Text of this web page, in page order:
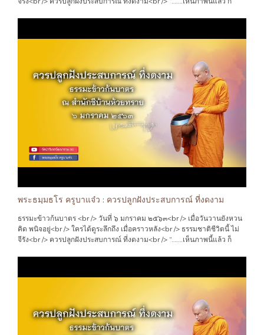
และเวลาส่วนใหญ่ ของเด็กในชนบท จึงอยู่กับ ท้องไร่ท้องนา อยู่กับกิจกรรม
ตามวิถี ของประเพณี ทางศาสนา วัดวาอาราม มากกว่า อย่างอื่น<br /> ดังนั้น
วิถีแห่งจิตใจ ที่ได้ซึบซับรับเอา แต่สิ่งที่ดีงาม คือความ เมตตาอารีย์ น้ำใจ
ไมตรี การช่วยเหลือ เผื่อแผ่กัน ดั่งญาติพี่น้อง แม้ผู้ที่ไม่ได้เป็นญาติ ทางสาย
เลือด ก็ตาม แต่วิถีแห่ง พุทธศานานั้น คือคำสอน ที่บ่มเพาะหล่อหลอมจิตใจ
ให้เราเป็นเช่นนั้น ตลอดมา<br /> ว่า เราทุกคน สรรพสัตว์ ทั้งหลาย คือเพื่อน
กัน ที่ไม่มีความเห็นแก่ตัว ที่จะ เอารัดเอาเปรียบ ไม่เบียดเบียนกัน ทั้งทาง กาย
วาจา ใจ<br /> เพราะเราจะรู้ได้ ด้วยจิตสำนึก ในขณะนั้นว่า เรารู้สึกเช่นไร
ต่อการกระทำ และผลของกรรม นั้นๆ ว่าเราเป็นเช่นไร คนอื่น สิ่งอื่น ก็เป็นเช่น
นั้น เหมือนกัน …"
พระธมฺมธโร ครูบาแจ๋ว : ควรปลูกฝังประสบการณ์ ที่งดงาม
ธรรมะข้าวก้นบาตร <br /> วันที่ ๖ มกราคม ๒๕๖๓<br /> เมื่อวันวานยังหวน
คิด พนิจอยู่<br /> ใครได้ดูระลึกถึง เมื่อคราวหลัง<br /> ธรรมชาติชีวิตนี้ ไม่
จีรัง<br /> ควรปลูกฝังประสบการณ์ ที่งดงาม<br /> “…….เห็นภาพนี้แล้ว ก็
และเวลาส่วนใหญ่ ของเด็กในชนบท จึงอยู่กับ ท้องไร่ท้องนา อยู่กับกิจกรรม
ตามวิถี ของประเพณี ทางศาสนา วัดวาอาราม มากกว่า อย่างอื่น<br /> ดังนั้น
วิถีแห่งจิตใจ ที่ได้ซึบซับรับเอา แต่สิ่งที่ดีงาม คือความ เมตตาอารีย์ น้ำใจ